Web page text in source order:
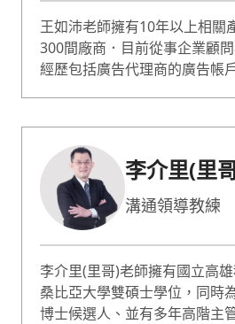
王如沛老師擁有10年以上相關
300間廠商．目前從事企業顧
經歷包括廣告代理商的廣告帳
監控．東森購物董事長室營運
整體營運狀況並提出改善建議
的輔導顧問以及經濟日報專欄作
李介里(里
溝通領導教練
李介里(里哥)老師擁有國立高
桑比亞大學雙碩士學位，同時
博士候選人、並有多年高階主